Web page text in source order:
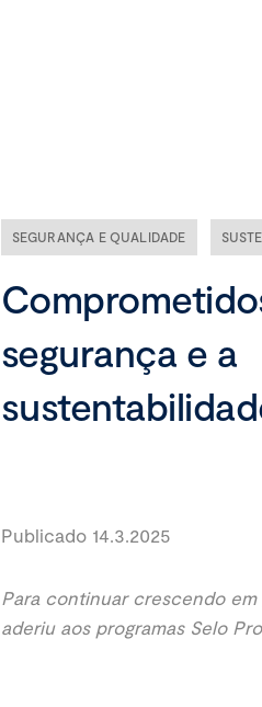
Ética e
Liderança
SEGURANÇA E QUALIDADE
segurança e a
Publicado 14.3.2025
Para continuar crescendo
aderiu aos programas Selo